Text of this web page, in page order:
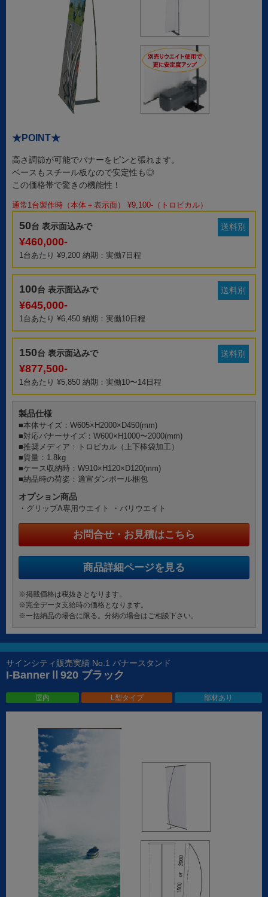
★POINT★
高さ調節が可能でバナーをピンと張れます。
ベースもスチール板なので安定性も◎
この価格帯で驚きの機能性！
通常1台製作時（本体＋表示面） ¥9,100-（トロピカル）
送料別
50台 表示面込みで
¥460,000-
1台あたり ¥9,200 納期：実働7日程
送料別
100台 表示面込みで
¥645,000-
1台あたり ¥6,450 納期：実働10日程
送料別
150台 表示面込みで
¥877,500-
1台あたり ¥5,850 納期：実働10〜14日程
製品仕様
■本体サイズ：W605×H2000×D450(mm)
■対応バナーサイズ：W600×H1000〜2000(mm)
■推奨メディア：トロピカル（上下棒袋加工）
■質量：1.8kg
■ケース収納時：W910×H120×D120(mm)
■納品時の荷姿：適宣ダンボール梱包
オプション商品
・グリップA専用ウエイト ・バリウエイト
お問合せ・お見積はこちら
商品詳細ページを見る
※掲載価格は税抜きとなります。
※完全データ支給時の価格となります。
※一括納品の場合に限る。分納の場合はご相談下さい。
サインシティ販売実績 No.1 バナースタンド
I-BannerⅡ920 ブラック
屋内 L型タイプ 部材あり